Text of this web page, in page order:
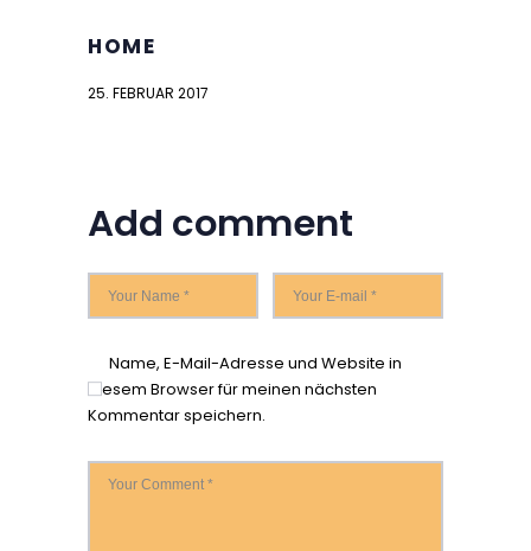
HOME
25. FEBRUAR 2017
Add comment
Name, E-Mail-Adresse und Website in
diesem Browser für meinen nächsten
Kommentar speichern.